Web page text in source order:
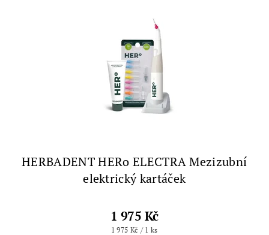
HERBADENT HERo ELECTRA Mezizubní
elektrický kartáček
1 975 Kč
1 975 Kč / 1 ks